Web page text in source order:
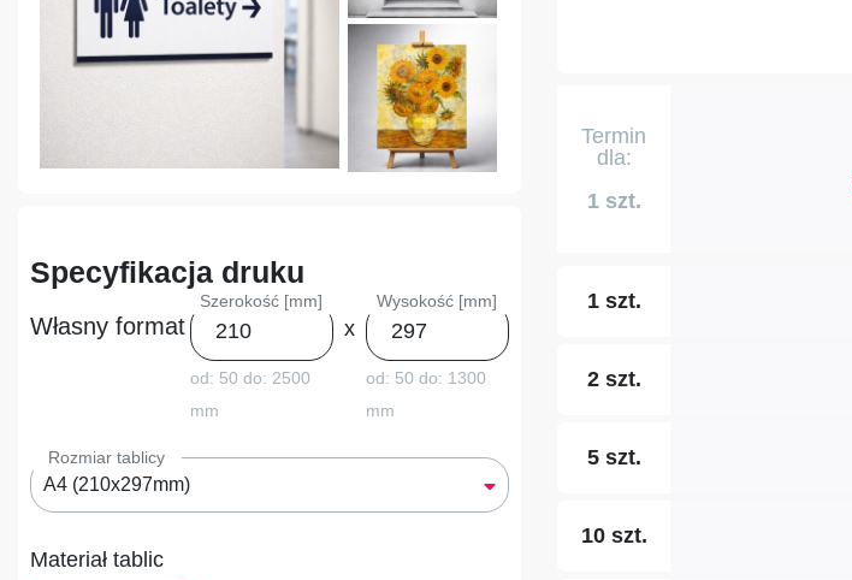
Specyfikacja druku
Własny format
Szerokość [mm]
od: 50 do: 2500
mm
x
Wysokość [mm]
od: 50 do: 1300
mm
Rozmiar tablicy
A4 (210x297mm)
Materiał tablic
Termin
dla:
1 szt.
1 szt.
2 szt.
5 szt.
10 szt.